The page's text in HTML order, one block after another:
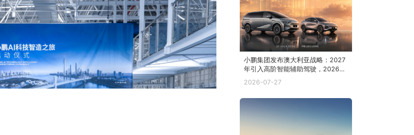
小鹏集团发布澳大利亚战略：2027
年引入高阶智能辅助驾驶，2026下
半年投放五款新车，并持续拓展销
2026-07-27